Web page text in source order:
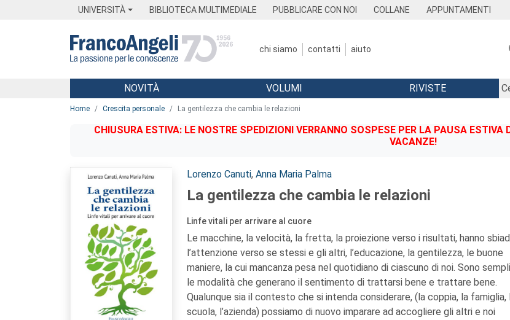
UNIVERSITÀ BIBLIOTECA MULTIMEDIALE PUBBLICARE CON NOI COLLANE APPUNTAMENTI
chi siamo contatti aiuto
Menu
NOVITÀ VOLUMI RIVISTE
Home Crescita personale La gentilezza che cambia le relazioni
CHIUSURA ESTIVA: LE NOSTRE SPEDIZIONI VERRANNO SOSPESE PER LA PAUSA
VACANZE!
Autori:
Lorenzo Canuti, Anna Maria Palma
La gentilezza che cambia le relazioni
Linfe vitali per arrivare al cuore
Le macchine, la velocità, la fretta, la proiezione verso i risultati, hanno
l’attenzione verso se stessi e gli altri, l’educazione, la gentilezza, le buone
maniere, la cui mancanza pesa nel quotidiano di ciascuno di noi. Sono
le modalità che generano il sentimento di trattarsi bene e trattare bene.
Qualunque sia il contesto che si intenda considerare, (la coppia, la famiglia,
scuola, l’azienda) possiamo di nuovo imparare ad accogliere gli altri e noi